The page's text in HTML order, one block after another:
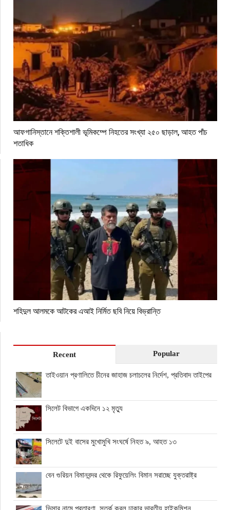
আফগানিস্তানে শক্তিশালী ভূমিকম্পে নিহতের সংখ্যা ২৫০ ছাড়াল, আহত পাঁচ
শতাধিক
শহিদুল আলমকে আটকের এআই নির্মিত ছবি নিয়ে বিভ্রান্তি
Recent Popular
তাইওয়ান প্রণালিতে চীনের জাহাজ চলাচলের নির্দেশ, প্রতিবাদ তাইপের
সিলেট বিভাগে একদিনে ১২ মৃত্যু
সিলেটে দুই বাসের মুখোমুখি সংঘর্ষে নিহত ৯, আহত ১৩
বেন গুরিয়ন বিমানবন্দর থেকে রিফুয়েলিং বিমান সরাচ্ছে যুক্তরাষ্ট্র